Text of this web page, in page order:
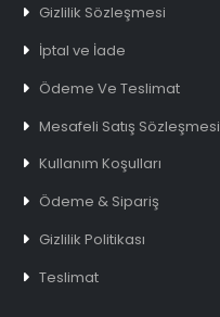
Gizlilik Sözleşmesi
İptal ve İade
Ödeme Ve Teslimat
Mesafeli Satış Sözleşmesi
Kullanım Koşulları
Ödeme & Sipariş
Gizlilik Politikası
Teslimat